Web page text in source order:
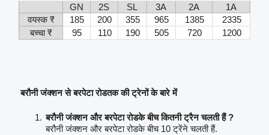
GN
2S SL 3A 2A
1A
वयस्क ₹
185 200 355 965 1385
2335
बच्चा ₹
95 110 190 505 720 1200
बरौनी जंक्शन से बरपेटा रोडतक की ट्रेनों के बारे में
बरौनी जंक्शन और बरपेटा रोडके बीच कितनी ट्रैन चलती हैं ?
बरौनी जंक्शन और बरपेटा रोडके बीच 10 ट्रेंने चलती हैं.